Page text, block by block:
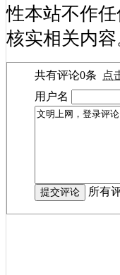
性本站不作
核实相关内容
共有评论0条
点
用户名
所有